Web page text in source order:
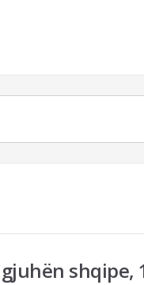
shqipe,